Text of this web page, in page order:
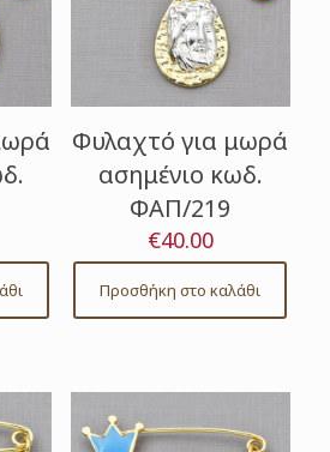
Φυλαχτό για μωρά
ασημένιο κωδ.
ΦΑΠ/219
€40.00
Προσθήκη στο καλάθι